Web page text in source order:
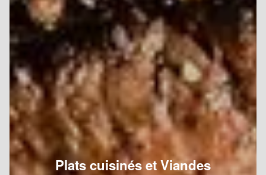
Plats cuisinés et Viandes